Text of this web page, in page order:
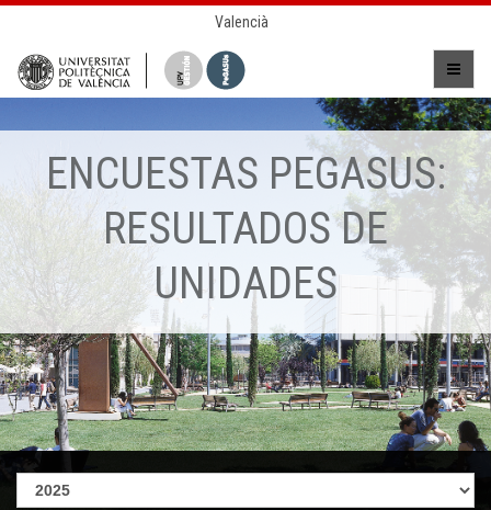
Valencià
ENCUESTAS PEGASUS:
RESULTADOS DE
UNIDADES